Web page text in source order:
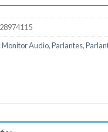
Monitor Audio,Parlantes,